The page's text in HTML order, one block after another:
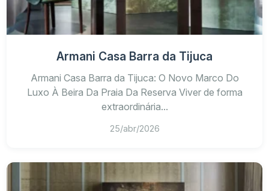
Armani Casa Barra da Tijuca
Armani Casa Barra da Tijuca: O Novo Marco Do
Luxo À Beira Da Praia Da Reserva Viver de forma
extraordinária...
25/abr/2026